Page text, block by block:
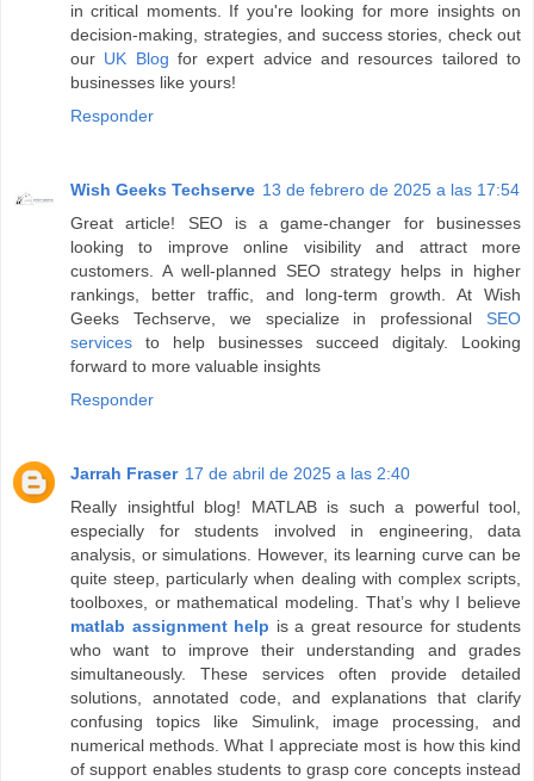
in critical moments. If you're looking for more insights on
decision-making, strategies, and success stories, check out
our UK Blog for expert advice and resources tailored to
businesses like yours!
Responder
Wish Geeks Techserve 13 de febrero de 2025 a las 17:54
Great article! SEO is a game-changer for businesses
looking to improve online visibility and attract more
customers. A well-planned SEO strategy helps in higher
rankings, better traffic, and long-term growth. At Wish
Geeks Techserve, we specialize in professional SEO
services to help businesses succeed digitaly. Looking
forward to more valuable insights
Responder
Jarrah Fraser 17 de abril de 2025 a las 2:40
Really insightful blog! MATLAB is such a powerful tool,
especially for students involved in engineering, data
analysis, or simulations. However, its learning curve can be
quite steep, particularly when dealing with complex scripts,
toolboxes, or mathematical modeling. That’s why I believe
matlab assignment help is a great resource for students
who want to improve their understanding and grades
simultaneously. These services often provide detailed
solutions, annotated code, and explanations that clarify
confusing topics like Simulink, image processing, and
numerical methods. What I appreciate most is how this kind
of support enables students to grasp core concepts instead